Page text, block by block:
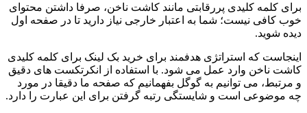
برای کلمه کلیدی پررقابتی مانند کاشت ناخن، صرفا داشتن محتوای
خوب کافی نیست؛ شما به اعتبار خارجی نیاز دارید تا در صفحه اول
دیده شوید.
اینجاست که استراتژی هدفمند برای خرید بک لینک برای کلمه کلیدی
کاشت ناخن وارد عمل می شود. با استفاده از انکرتکست های دقیق
و مرتبط، می توانیم به گوگل بفهمانیم که صفحه ما دقیقا در مورد
چه موضوعی است و شایستگی رتبه گرفتن برای این عبارت را دارد.